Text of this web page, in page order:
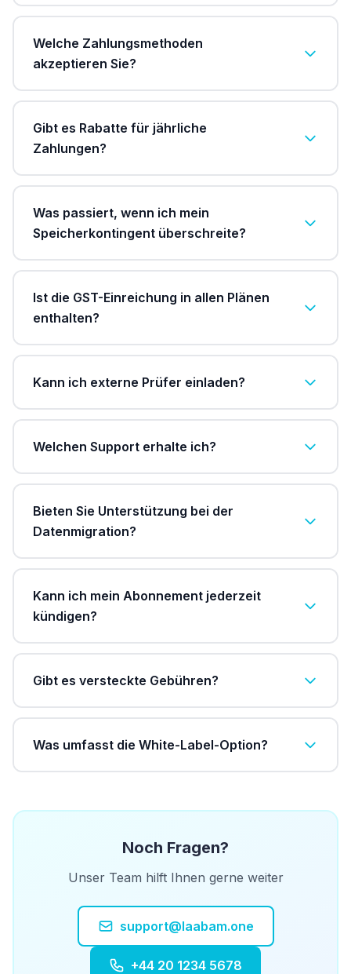
Welche Zahlungsmethoden
akzeptieren Sie?
Gibt es Rabatte für jährliche
Zahlungen?
Was passiert, wenn ich mein
Speicherkontingent überschreite?
Ist die GST-Einreichung in allen Plänen
enthalten?
Kann ich externe Prüfer einladen?
Welchen Support erhalte ich?
Bieten Sie Unterstützung bei der
Datenmigration?
Kann ich mein Abonnement jederzeit
kündigen?
Gibt es versteckte Gebühren?
Was umfasst die White-Label-Option?
Noch Fragen?
Unser Team hilft Ihnen gerne weiter
support@laabam.one
+44 20 1234 5678